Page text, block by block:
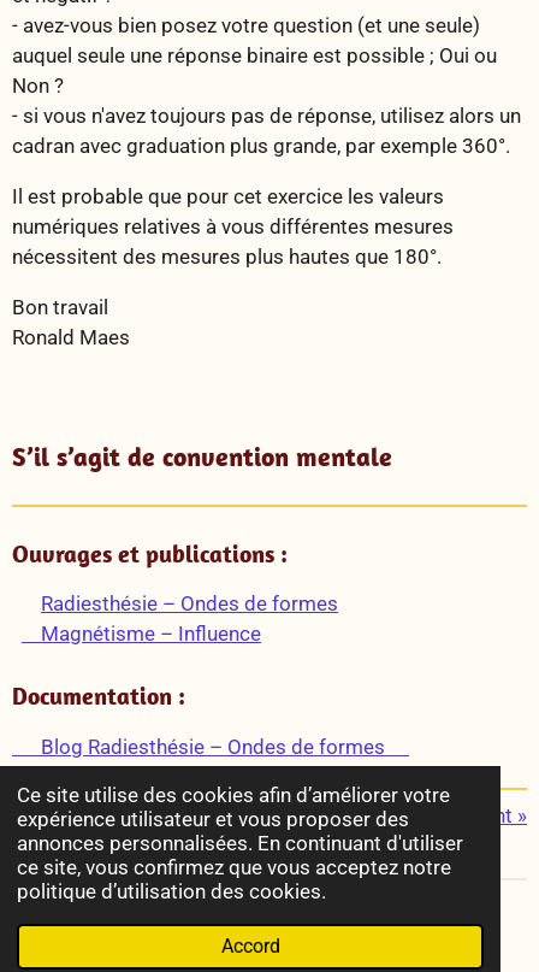
Ce site utilise des cookies afin d’améliorer votre
expérience utilisateur et vous proposer des
annonces personnalisées. En continuant d'utiliser
ce site, vous confirmez que vous acceptez notre
politique d’utilisation des cookies.
Accord
- avez-vous bien posez votre question (et une seule)
auquel seule une réponse binaire est possible ; Oui ou
Non ?
- si vous n'avez toujours pas de réponse, utilisez alors un
cadran avec graduation plus grande, par exemple 360°.
Il est probable que pour cet exercice les valeurs
numériques relatives à vous différentes mesures
nécessitent des mesures plus hautes que 180°.
Bon travail
Ronald Maes
S’il s’agit de convention mentale
Ouvrages et publications :
Radiesthésie – Ondes de formes
Magnétisme – Influence
Documentation :
Blog Radiesthésie – Ondes de formes
«Précédent Suivant »
P
a
t
P
a
t
P
a
t
P
a
t
© 2022 - 2026 Radiesthésie & Esotérisme